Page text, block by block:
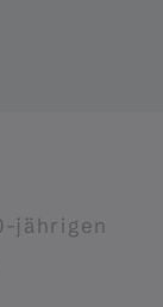
jährigen